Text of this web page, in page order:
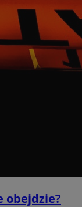
obejdzie?